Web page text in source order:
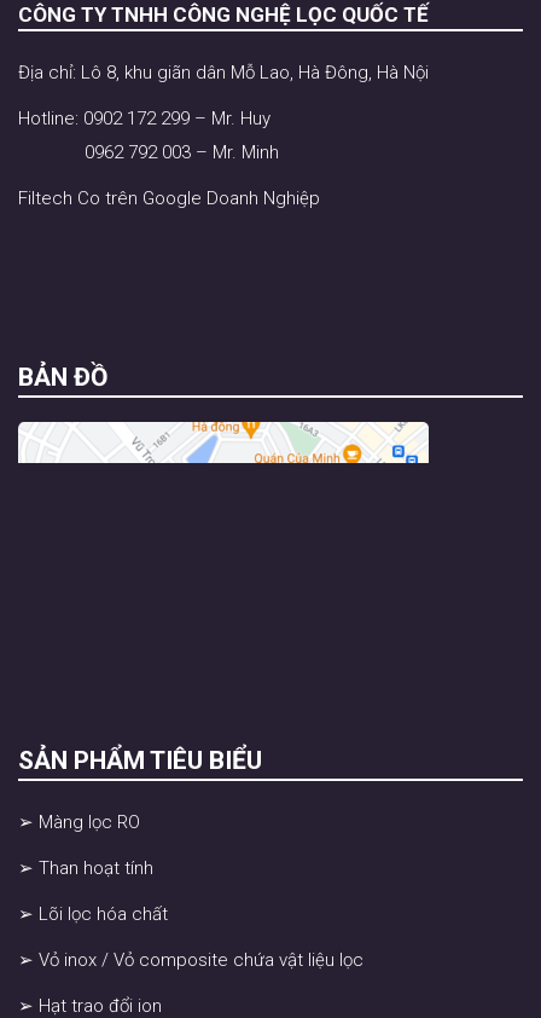
CÔNG TY TNHH CÔNG NGHỆ LỌC QUỐC TẾ
Địa chỉ: Lô 8, khu giãn dân Mỗ Lao, Hà Đông, Hà Nội
Hotline: 0902 172 299 – Mr. Huy
0962 792 003 – Mr. Minh
Filtech Co trên Google Doanh Nghiệp
BẢN ĐỒ
SẢN PHẨM TIÊU BIỂU
➢ Màng lọc RO
➢ Than hoạt tính
➢ Lõi lọc hóa chất
➢ Vỏ inox / Vỏ composite chứa vật liệu lọc
➢ Hạt trao đổi ion